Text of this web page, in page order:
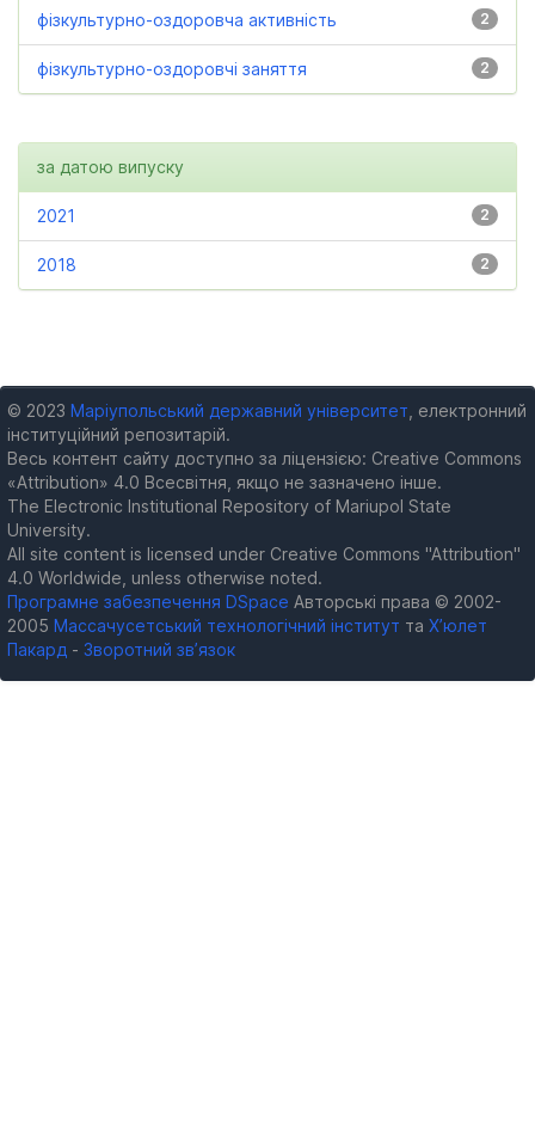
2
фізкультурно-оздоровча активність
2
фізкультурно-оздоровчі заняття
за датою випуску
2
2021
2
2018
© 2023 Маріупольський державний університет , електронний
інституційний репозитарій.
Весь контент сайту доступно за ліцензією: Creative Commons
«Attribution» 4.0 Всесвітня, якщо не зазначено інше.
The Electronic Institutional Repository of Mariupol State
University.
All site content is licensed under Creative Commons "Attribution"
4.0 Worldwide, unless otherwise noted.
Програмне забезпечення DSpace Авторські права © 2002-
2005 Массачусетський технологічний інститут та Х’юлет
Пакард - Зворотний зв’язок